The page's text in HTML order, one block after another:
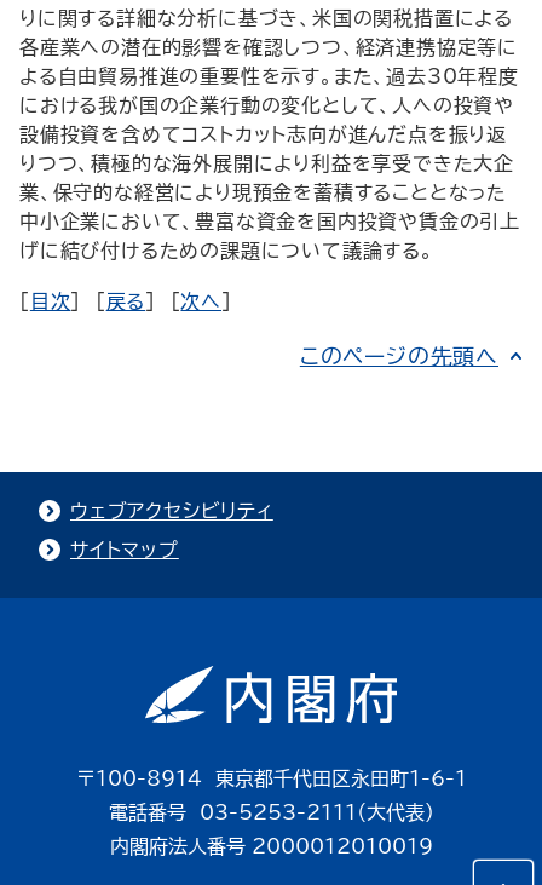
りに関する詳細な分析に基づき、米国の関税措置による
各産業への潜在的影響を確認しつつ、経済連携協定等に
よる自由貿易推進の重要性を示す。また、過去30年程度
における我が国の企業行動の変化として、人への投資や
設備投資を含めてコストカット志向が進んだ点を振り返
りつつ、積極的な海外展開により利益を享受できた大企
業、保守的な経営により現預金を蓄積することとなった
中小企業において、豊富な資金を国内投資や賃金の引上
げに結び付けるための課題について議論する。
目次 戻る ] [次へ
このページの先頭へ
ウェブアクセシビリティ
サイトマップ
〒100-8914 東京都千代田区永田町1-6-1
電話番号 03-5253-2111（大代表）
内閣府法人番号 2000012010019